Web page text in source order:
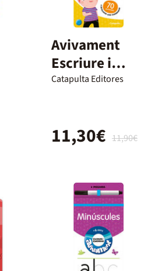
Avivament
Escriure i
Esborrar
Catapulta Editores
11,90€
11,30€